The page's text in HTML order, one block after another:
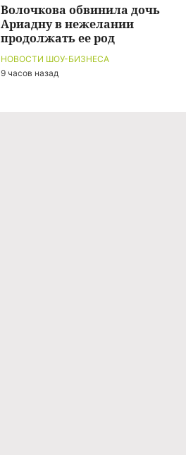
НОВОСТИ ШОУ-БИЗНЕСА
9 часов назад
Волочкова обвинила дочь
Ариадну в нежелании
продолжать ее род